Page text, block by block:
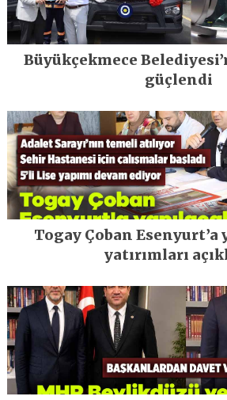
Büyükçekmece
güçlendi
Togay Çoban Esenyurt’a
yatırımları